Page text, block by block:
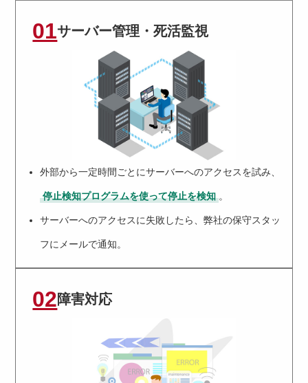
01サーバー管理・死活監視
外部から一定時間ごとにサーバーへのアクセスを試み、
停止検知プログラムを使って停止を検知 。
サーバーへのアクセスに失敗したら、弊社の保守スタッ
フにメールで通知。
02障害対応